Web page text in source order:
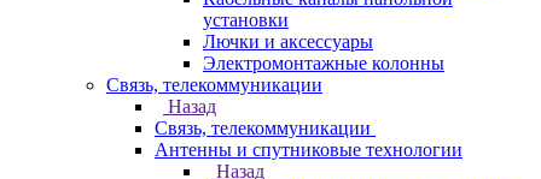
установки
Лючки и аксессуары
Электромонтажные колонны
Связь, телекоммуникации
Назад
Связь, телекоммуникации
Антенны и спутниковые технологии
Назад